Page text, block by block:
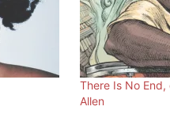
There Is No End,
Allen